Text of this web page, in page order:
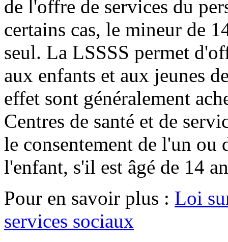
de l'offre de services du
certains cas, le mineur de
seul. La LSSSS permet
aux enfants et aux jeunes
effet sont généralement
Centres de santé et de
le consentement de l'un ou
l'enfant, s'il est âgé de 14
Pour en savoir plus : Loi
services sociaux